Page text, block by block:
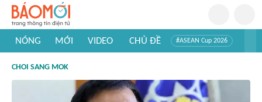
NÓNG MỚI VIDEO CHỦ ĐỀ #ASEAN Cup 2026
#Khám phá thế giới
CHOI SANG MOK